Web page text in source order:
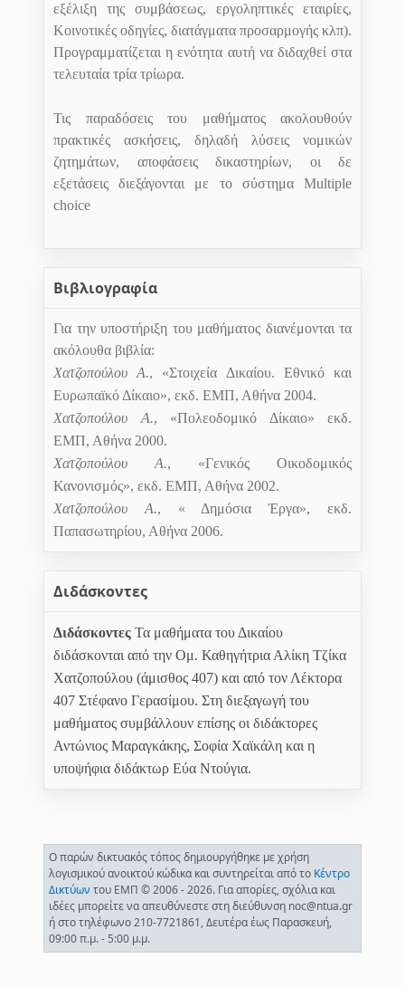
εξέλιξη της συμβάσεως, εργοληπτικές εταιρίες,
Κοινοτικές οδηγίες, διατάγματα προσαρμογής κλπ).
Προγραμματίζεται η ενότητα αυτή να διδαχθεί στα
τελευταία τρία τρίωρα.
Τις παραδόσεις του μαθήματος ακολουθούν
πρακτικές ασκήσεις, δηλαδή λύσεις νομικών
ζητημάτων, αποφάσεις δικαστηρίων, οι δε
εξετάσεις διεξάγονται με το σύστημα Multiple
choice
Βιβλιογραφία
Για την υποστήριξη του μαθήματος διανέμονται τα
ακόλουθα βιβλία:
Χατζοπούλου Α., «Στοιχεία Δικαίου. Εθνικό και
Ευρωπαϊκό Δίκαιο», εκδ. ΕΜΠ, Αθήνα 2004.
Χατζοπούλου Α., «Πολεοδομικό Δίκαιο» εκδ.
ΕΜΠ, Αθήνα 2000.
Χατζοπούλου Α., «Γενικός Οικοδομικός
Κανονισμός», εκδ. ΕΜΠ, Αθήνα 2002.
Χατζοπούλου Α., « Δημόσια Έργα», εκδ.
Παπασωτηρίου, Αθήνα 2006.
Διδάσκοντες
Διδάσκοντες Τα μαθήματα του Δικαίου
διδάσκονται από την Ομ. Καθηγήτρια Αλίκη Τζίκα 
Χατζοπούλου (άμισθος 407) και από τον Λέκτορα
407 Στέφανο Γερασίμου. Στη διεξαγωγή του
μαθήματος συμβάλλουν επίσης οι διδάκτορες
Αντώνιος Μαραγκάκης, Σοφία Χαϊκάλη και η
υποψήφια διδάκτωρ Εύα Ντούγια.
Ο παρών δικτυακός τόπος δημιουργήθηκε με χρήση
λογισμικού ανοικτού κώδικα και συντηρείται από το Κέντρο
Δικτύων του ΕΜΠ © 2006 - 2026. Για απορίες, σχόλια και
ιδέες μπορείτε να απευθύνεστε στη διεύθυνση noc@ntua.gr
ή στο τηλέφωνο 210-7721861, Δευτέρα έως Παρασκευή,
09:00 π.μ. - 5:00 μ.μ.